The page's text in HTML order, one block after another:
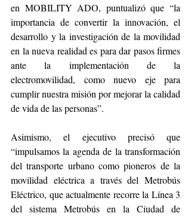
en MOBILITY ADO, puntualizó que “la
importancia de convertir la innovación, el
desarrollo y la investigación de la movilidad
en la nueva realidad es para dar pasos firmes
ante la implementación de la
electromovilidad, como nuevo eje para
cumplir nuestra misión por mejorar la calidad
de vida de las personas”.
Asimismo, el ejecutivo precisó que
“impulsamos la agenda de la transformación
del transporte urbano como pioneros de la
movilidad eléctrica a través del Metrobús
Eléctrico, que actualmente recorre la Línea 3
del sistema Metrobús en la Ciudad de